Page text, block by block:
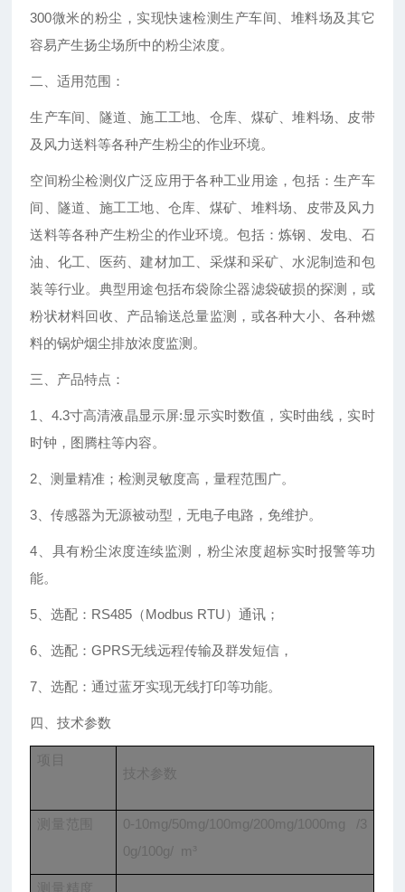
300微米的粉尘，实现快速检测生产车间、堆料场及其它
容易产生扬尘场所中的粉尘浓度。
二、适用范围：
生产车间、隧道、施工工地、仓库、煤矿、堆料场、皮带
及风力送料等各种产生粉尘的作业环境。
空间粉尘检测仪广泛应用于各种工业用途，包括：生产车
间、隧道、施工工地、仓库、煤矿、堆料场、皮带及风力
送料等各种产生粉尘的作业环境。包括：炼钢、发电、石
油、化工、医药、建材加工、采煤和采矿、水泥制造和包
装等行业。典型用途包括布袋除尘器滤袋破损的探测，或
粉状材料回收、产品输送总量监测，或各种大小、各种燃
料的锅炉烟尘排放浓度监测。
三、产品特点：
1、4.3寸高清液晶显示屏:显示实时数值，实时曲线，实时
时钟，图腾柱等内容。
2、测量精准；检测灵敏度高，量程范围广。
3、传感器为无源被动型，无电子电路，免维护。
4、具有粉尘浓度连续监测，粉尘浓度超标实时报警等功
能。
5、选配：RS485（Modbus RTU）通讯；
6、选配：GPRS无线远程传输及群发短信，
7、选配：通过蓝牙实现无线打印等功能。
四、技术参数
项目
技术参数
测量范围
0-10mg/50mg/100mg/200mg/1000mg /3
0g/100g/ m³